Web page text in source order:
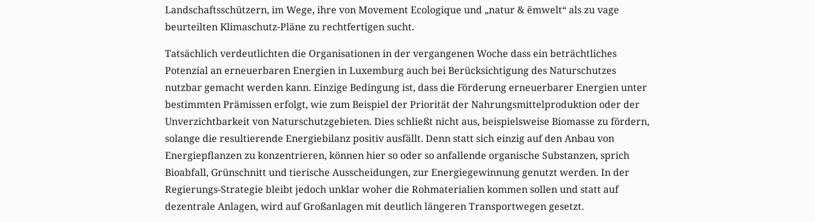
Landschaftsschützern, im Wege, ihre von Movement Ecologique und „natur & ëmwelt“ als zu vage
beurteilten Klimaschutz-Pläne zu rechtfertigen sucht.
Tatsächlich verdeutlichten die Organisationen in der vergangenen Woche dass ein beträchtliches
Potenzial an erneuerbaren Energien in Luxemburg auch bei Berücksichtigung des Naturschutzes
nutzbar gemacht werden kann. Einzige Bedingung ist, dass die Förderung erneuerbarer Energien unter
bestimmten Prämissen erfolgt, wie zum Beispiel der Priorität der Nahrungsmittelproduktion oder der
Unverzichtbarkeit von Naturschutzgebieten. Dies schließt nicht aus, beispielsweise Biomasse zu fördern,
solange die resultierende Energiebilanz positiv ausfällt. Denn statt sich einzig auf den Anbau von
Energiepflanzen zu konzentrieren, können hier so oder so anfallende organische Substanzen, sprich
Bioabfall, Grünschnitt und tierische Ausscheidungen, zur Energiegewinnung genutzt werden. In der
Regierungs-Strategie bleibt jedoch unklar woher die Rohmaterialien kommen sollen und statt auf
dezentrale Anlagen, wird auf Großanlagen mit deutlich längeren Transportwegen gesetzt.